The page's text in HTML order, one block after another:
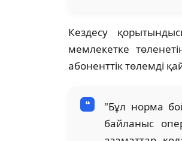
Кездесу
мемлекетке
абоненттік төлемді
"Бұл норма
байланыс